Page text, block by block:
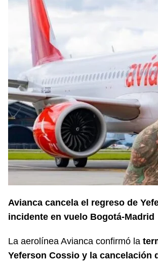
pone bajo la lupa a nuevo
Cali se
Avianca cancela el regreso de
incidente en vuelo Bogotá-Madrid
La aerolínea Avianca confirmó la
Yeferson Cossio y la cancelación